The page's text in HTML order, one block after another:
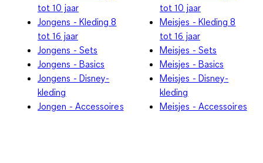
tot 10 jaar
Jongens - Kleding 8
tot 16 jaar
Jongens - Sets
Jongens - Basics
Jongens - Disney-
kleding
Jongen - Accessoires
tot 10 jaar
Meisjes - Kleding 8
tot 16 jaar
Meisjes - Sets
Meisjes - Basics
Meisjes - Disney-
kleding
Meisjes - Accessoires